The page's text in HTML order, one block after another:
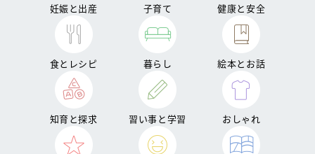
妊娠と出産 子育て 健康と安全
食とレシピ 暮らし 絵本とお話
知育と探求 習い事と学習 おしゃれ